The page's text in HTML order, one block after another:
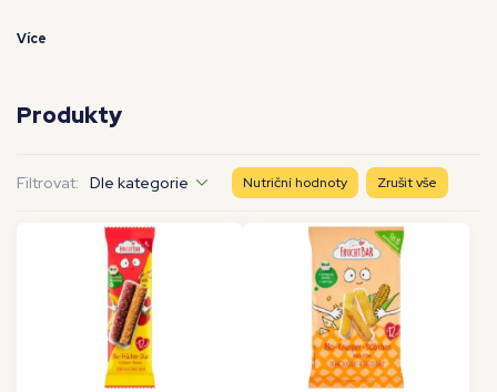
Více
Produkty
Filtrovat: Dle kategorie Nutriční hodnoty Zrušit vše